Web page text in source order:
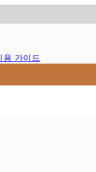
용 가이드